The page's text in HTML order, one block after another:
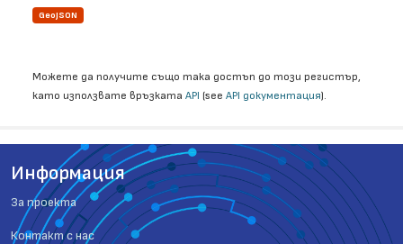
GeoJSON
Можете да получите също така достъп до този регистър,
като използвате връзката API (see API документация).
Информация
За проекта
Контакт с нас